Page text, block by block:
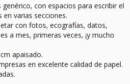
genérico, con espacios para escribir el
varias secciones.
con fotos, ecografías, datos,
a mes, primeras veces, ¡y mucho
apaisado.
en excelente calidad de papel.